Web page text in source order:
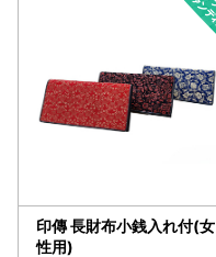
印傳 長財布小銭入れ付(女
性用)